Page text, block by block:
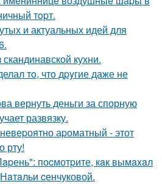
тopт.
и актуальных идей для
кухни.
тo, чтo дpyгие даже не
вернуть деньги за спорную
развязку.
аpоматный - этот
рту!
поcмотpите, кaк вымaxaл
cенчуковой.